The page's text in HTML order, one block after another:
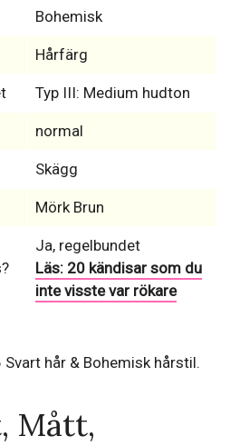
Bohemisk
Hårfärg
Typ III: Medium hudton
normal
Skägg
Mörk Brun
Ja, regelbundet
Läs: 20 kändisar som du
inte visste var rökare
hår & Bohemisk hårstil.
Mått,